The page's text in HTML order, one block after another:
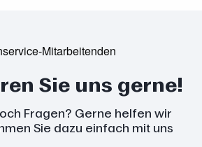
Sie uns gerne!
Fragen? Gerne helfen wir
Sie dazu einfach mit uns